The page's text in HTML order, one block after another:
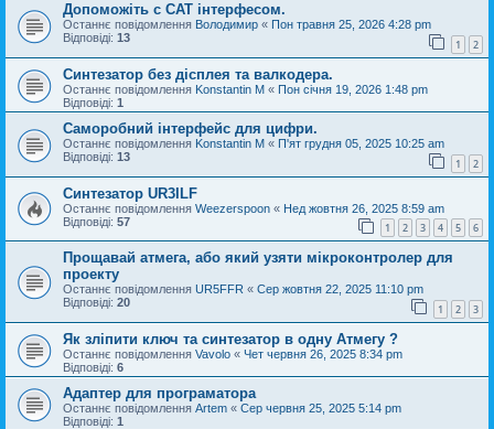
Допоможіть с САТ інтерфесом.
Останнє повідомлення Володимир « Пон травня 25, 2026 4:28 pm
Відповіді: 13 1 2
Синтезатор без дісплея та валкодера.
Останнє повідомлення Konstantin M « Пон січня 19, 2026 1:48 pm
Відповіді: 1
Саморобний інтерфейс для цифри.
Останнє повідомлення Konstantin M « П'ят грудня 05, 2025 10:25 am
Відповіді: 13 1 2
Синтезатор UR3ILF
Останнє повідомлення Weezerspoon « Нед жовтня 26, 2025 8:59 am
Відповіді: 57 1 2 3 4 5 6
Прощавай атмега, або який узяти мікроконтролер для
проекту
Останнє повідомлення UR5FFR « Сер жовтня 22, 2025 11:10 pm
Відповіді: 20 1 2 3
Як зліпити ключ та синтезатор в одну Атмегу ?
Останнє повідомлення Vavolo « Чет червня 26, 2025 8:34 pm
Відповіді: 6
Адаптер для програматора
Останнє повідомлення Artem « Сер червня 25, 2025 5:14 pm
Відповіді: 1